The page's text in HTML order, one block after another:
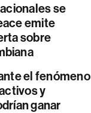
se
emite
sobre
el fenómeno
y
ganar